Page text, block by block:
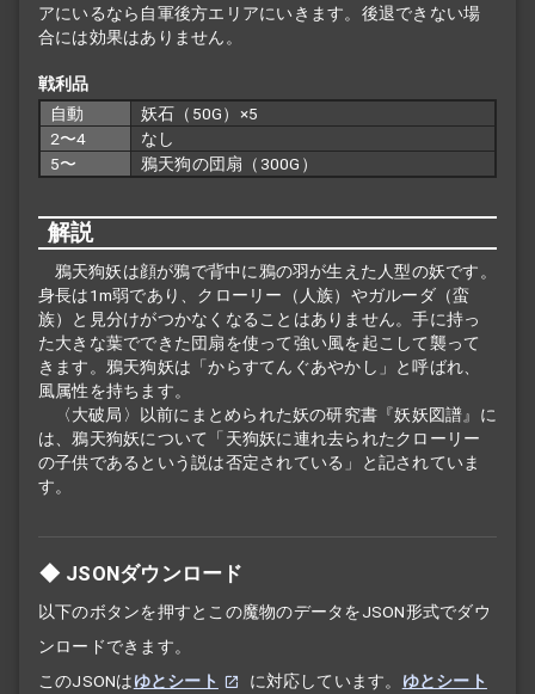
アにいるなら自軍後方エリアにいきます。後退できない場
合には効果はありません。
戦利品
自動
妖石（50G）×5
2〜4
なし
5〜
鴉天狗の団扇（300G）
解説
鴉天狗妖は顔が鴉で背中に鴉の羽が生えた人型の妖です。
身長は1m弱であり、クローリー（人族）やガルーダ（蛮
族）と見分けがつかなくなることはありません。手に持っ
た大きな葉でできた団扇を使って強い風を起こして襲って
きます。鴉天狗妖は「からすてんぐあやかし」と呼ばれ、
風属性を持ちます。
〈大破局〉以前にまとめられた妖の研究書『妖妖図譜』に
は、鴉天狗妖について「天狗妖に連れ去られたクローリー
の子供であるという説は否定されている」と記されていま
す。
JSONダウンロード
以下のボタンを押すとこの魔物のデータをJSON形式でダウ
ンロードできます。
このJSONはゆとシート に対応しています。 ゆとシート